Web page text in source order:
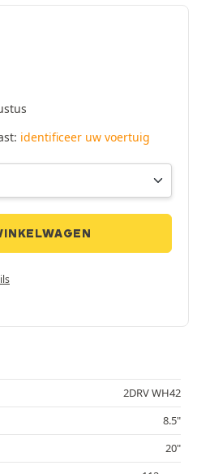
identificeer uw voertuig
2DRV WH42
8.5"
20"